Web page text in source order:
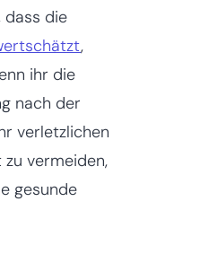
dass die
,
ihr die
nach der
verletzlichen
vermeiden,
gesunde